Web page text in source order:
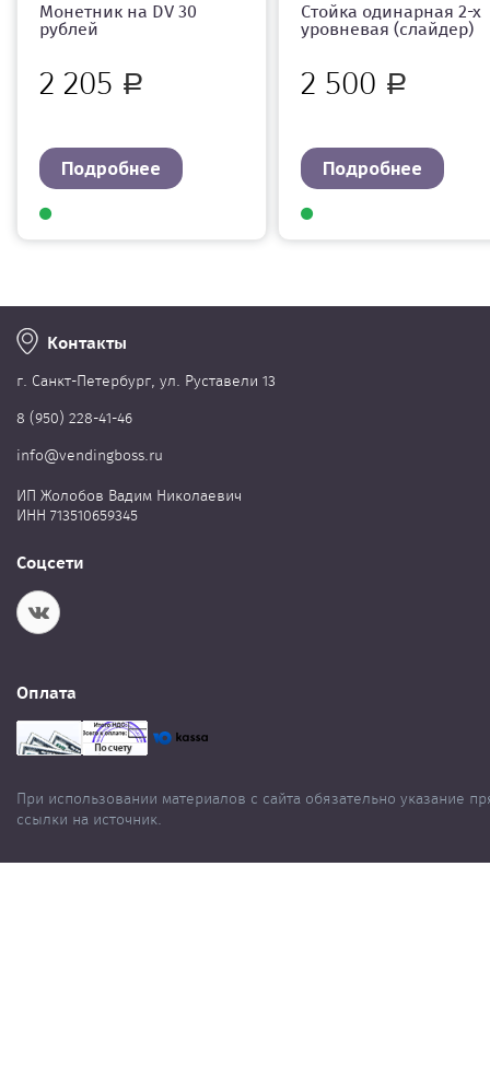
Монетник на DV 30
рублей
2 205 Р
Подробнее
Стойка одинарная 2-х
уровневая (слайдер)
2 500 Р
Подробнее
Контакты
г. Cанкт-Петербург, ул. Руставели 13
8 (950) 228-41-46
info@vendingboss.ru
ИП Жолобов Вадим Николаевич
ИНН 713510659345
Соцсети
Оплата
При использовании материалов с сайта обязательно указание
ссылки на источник.